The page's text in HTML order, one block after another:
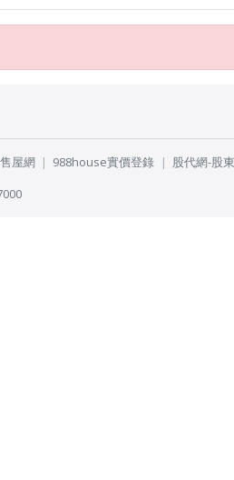
屋網 988house實價登錄 股代網-股